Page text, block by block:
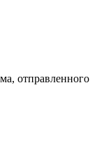
отправленного